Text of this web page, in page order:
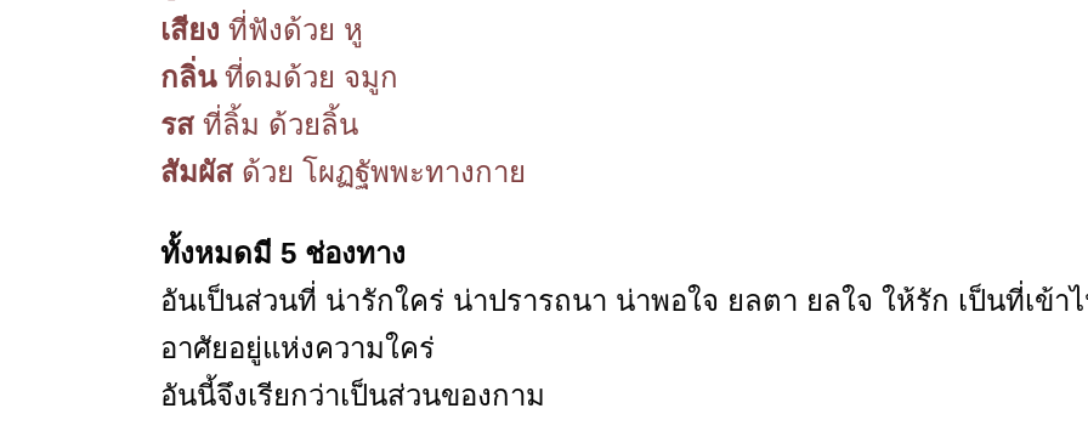
เสียง ที่ฟังด้วย หู
กลิ่นที่ดมด้วย จมูก
รส ที่ลิ้ม ด้วยลิ้น
สัมผัส ด้วย โผฏฐัพพะทางกาย
ทั้งหมดมี 5 ช่องทาง
อันเป็นส่วนที่ น่ารักใคร่ น่าปรารถนา น่าพอใจ ยลตา ยลใจ ให้รัก เป็นที่เข้า
อาศัยอยู่แห่งความใคร่
อันนี้จึงเรียกว่าเป็นส่วนของกาม